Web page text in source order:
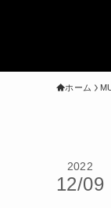
ホーム
2022
12/09